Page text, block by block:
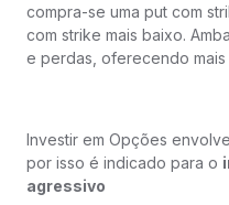
compra-se uma put com
com strike mais baixo.
e perdas, oferecendo
Investir em Opções
por isso é indicado para o
agressivo